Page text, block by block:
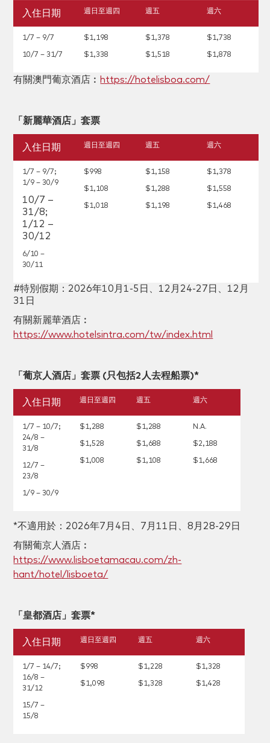
入住日期 週日至週四 週五 週六
1/7 – 9/7
10/7 – 31/7
$1,198
$1,338
$1,378
$1,518
$1,738
$1,878
有關澳門葡京酒店︰ https://hotelisboa.com/
「新麗華酒店」套票
入住日期 週日至週四 週五 週六
1/7 – 9/7;
1/9 – 30/9
10/7 –
31/8;
1/12 –
30/12
6/10 –
30/11
$998
$1,108
$1,018
$1,158
$1,288
$1,198
$1,378
$1,558
$1,468
#特別假期：2026年10月1-5日、12月24-27日、12月
31日
有關新麗華酒店︰
https://www.hotelsintra.com/tw/index.html
「葡京人酒店」套票 (只包括2人去程船票)*
入住日期 週日至週四 週五 週六
1/7 – 10/7;
24/8 –
31/8
12/7 –
23/8
1/9 – 30/9
$1,288
$1,528
$1,008
$1,288
$1,688
$1,108
N.A.
$2,188
$1,668
*不適用於：2026年7月4日、7月11日、8月28-29日
有關葡京人酒店︰
https://www.lisboetamacau.com/zh-
hant/hotel/lisboeta/
「皇都酒店」套票*
入住日期 週日至週四 週五 週六
1/7 – 14/7;
16/8 –
31/12
15/7 –
15/8
$998
$1,098
$1,228
$1,328
$1,328
$1,428